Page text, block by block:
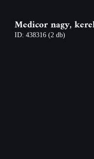
Medicor nagy,
ID: 438316 (2 db)